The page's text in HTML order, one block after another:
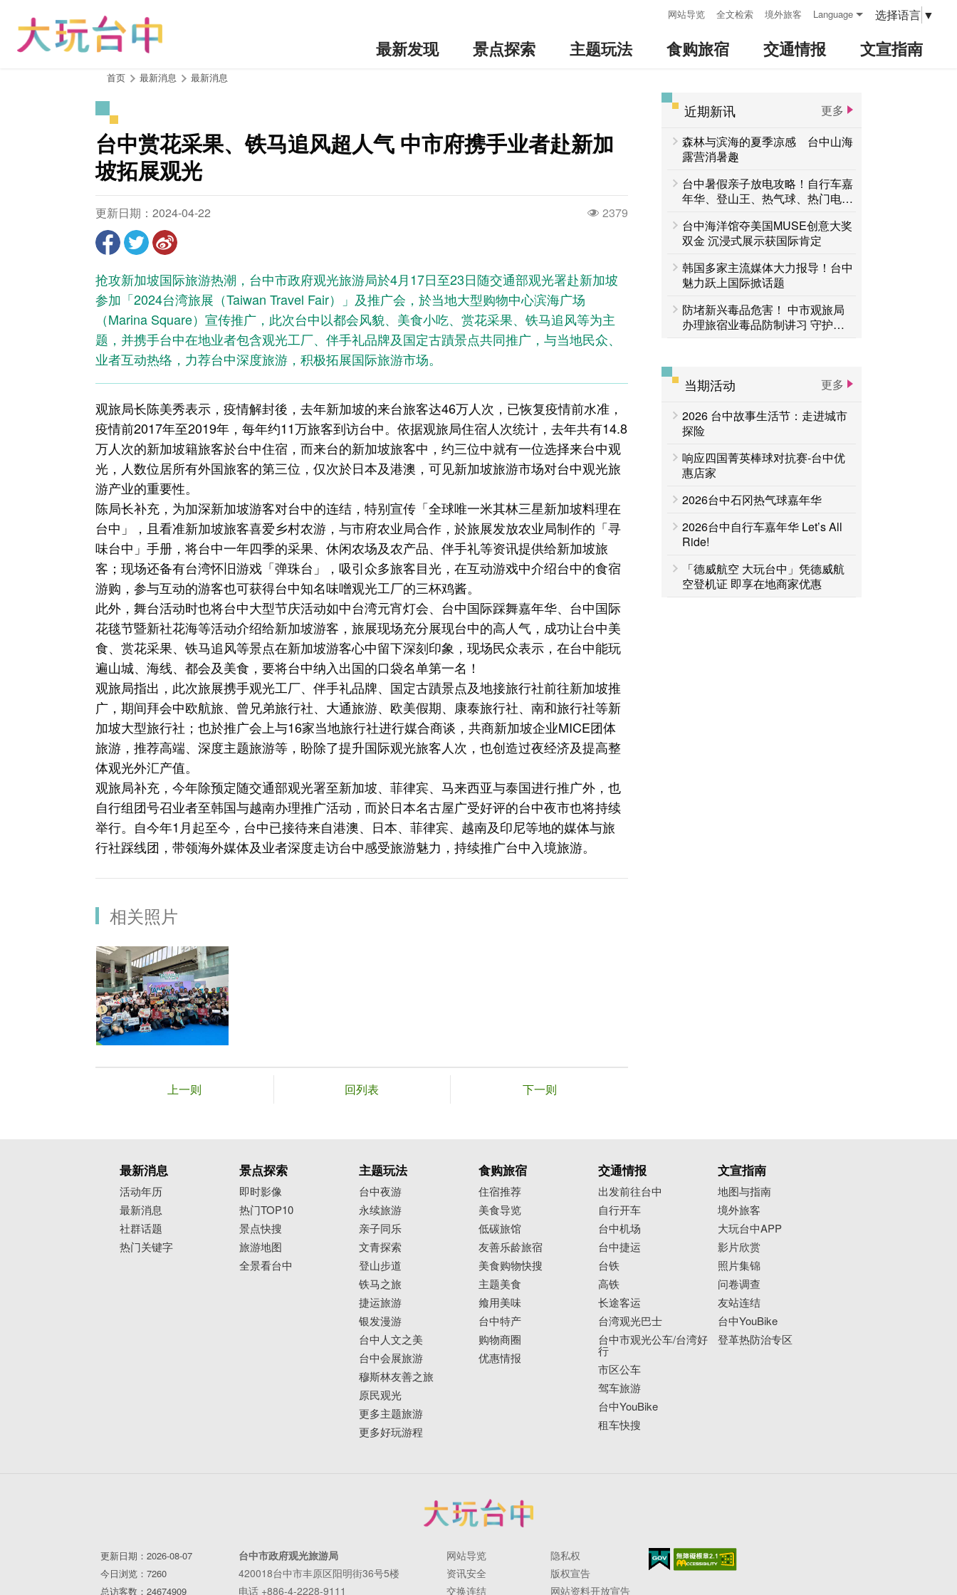
网站导览 全文检索 境外旅客 Language 选择语言 ▼
最新发现 景点探索 主题玩法 食购旅宿 交通情报 文宣指南
首页 最新消息 最新消息
台中赏花采果、铁马追风超人气 中市府携手业者赴新加
坡拓展观光
更新日期：2024-04-22 2379
抢攻新加坡国际旅游热潮，台中市政府观光旅游局於4月17日至23日随交通部观光署赴新加坡
参加「2024台湾旅展（Taiwan Travel Fair）」及推广会，於当地大型购物中心滨海广场
（Marina Square）宣传推广，此次台中以都会风貌、美食小吃、赏花采果、铁马追风等为主
题，并携手台中在地业者包含观光工厂、伴手礼品牌及国定古蹟景点共同推广，与当地民众、
业者互动热络，力荐台中深度旅游，积极拓展国际旅游市场。
观旅局长陈美秀表示，疫情解封後，去年新加坡的来台旅客达46万人次，已恢复疫情前水准，
疫情前2017年至2019年，每年约11万旅客到访台中。依据观旅局住宿人次统计，去年共有14.8
万人次的新加坡籍旅客於台中住宿，而来台的新加坡旅客中，约三位中就有一位选择来台中观
光，人数位居所有外国旅客的第三位，仅次於日本及港澳，可见新加坡旅游市场对台中观光旅
游产业的重要性。
陈局长补充，为加深新加坡游客对台中的连结，特别宣传「全球唯一米其林三星新加坡料理在
台中」，且看准新加坡旅客喜爱乡村农游，与市府农业局合作，於旅展发放农业局制作的「寻
味台中」手册，将台中一年四季的采果、休闲农场及农产品、伴手礼等资讯提供给新加坡旅
客；现场还备有台湾怀旧游戏「弹珠台」，吸引众多旅客目光，在互动游戏中介绍台中的食宿
游购，参与互动的游客也可获得台中知名味噌观光工厂的三杯鸡酱。
此外，舞台活动时也将台中大型节庆活动如中台湾元宵灯会、台中国际踩舞嘉年华、台中国际
花毯节暨新社花海等活动介绍给新加坡游客，旅展现场充分展现台中的高人气，成功让台中美
食、赏花采果、铁马追风等景点在新加坡游客心中留下深刻印象，现场民众表示，在台中能玩
遍山城、海线、都会及美食，要将台中纳入出国的口袋名单第一名！
观旅局指出，此次旅展携手观光工厂、伴手礼品牌、国定古蹟景点及地接旅行社前往新加坡推
广，期间拜会中欧航旅、曾兄弟旅行社、大通旅游、欧美假期、康泰旅行社、南和旅行社等新
加坡大型旅行社；也於推广会上与16家当地旅行社进行媒合商谈，共商新加坡企业MICE团体
旅游，推荐高端、深度主题旅游等，盼除了提升国际观光旅客人次，也创造过夜经济及提高整
体观光外汇产值。
观旅局补充，今年除预定随交通部观光署至新加坡、菲律宾、马来西亚与泰国进行推广外，也
自行组团号召业者至韩国与越南办理推广活动，而於日本名古屋广受好评的台中夜市也将持续
举行。自今年1月起至今，台中已接待来自港澳、日本、菲律宾、越南及印尼等地的媒体与旅
行社踩线团，带领海外媒体及业者深度走访台中感受旅游魅力，持续推广台中入境旅游。
相关照片
上一则 回列表 下一则
近期新讯
更多
森林与滨海的夏季凉感 台中山海
露营消暑趣
台中暑假亲子放电攻略！自行车嘉
年华、登山王、热气球、热门电影
台中海洋馆夺美国MUSE创意大奖
双金 沉浸式展示获国际肯定
韩国多家主流媒体大力报导！台中
魅力跃上国际掀话题
防堵新兴毒品危害！ 中市观旅局
办理旅宿业毒品防制讲习 守护旅
客安全
当期活动
更多
2026 台中故事生活节：走进城市
探险
响应四国菁英棒球对抗赛-台中优
惠店家
2026台中石冈热气球嘉年华
2026台中自行车嘉年华 Let’s All
Ride!
「德威航空 大玩台中」凭德威航
空登机证 即享在地商家优惠
最新消息
活动年历
最新消息
社群话题
热门关键字
景点探索
即时影像
热门TOP10
景点快搜
旅游地图
全景看台中
主题玩法
台中夜游
永续旅游
亲子同乐
文青探索
登山步道
铁马之旅
捷运旅游
银发漫游
台中人文之美
台中会展旅游
穆斯林友善之旅
原民观光
更多主题旅游
更多好玩游程
食购旅宿
住宿推荐
美食导览
低碳旅馆
友善乐龄旅宿
美食购物快搜
主题美食
飨用美味
台中特产
购物商圈
优惠情报
交通情报
出发前往台中
自行开车
台中机场
台中捷运
台铁
高铁
长途客运
台湾观光巴士
台中市观光公车/台湾好
行
市区公车
驾车旅游
台中YouBike
租车快搜
文宣指南
地图与指南
境外旅客
大玩台中APP
影片欣赏
照片集锦
问卷调查
友站连结
台中YouBike
登革热防治专区
更新日期：2026-08-07
今日浏览：7260
总访客数：24674909
台中市政府观光旅游局
420018台中市丰原区阳明街36号5楼
电话 +886-4-2228-9111
网站导览
隐私权
资讯安全
版权宣告
交换连结
网站资料开放宣告